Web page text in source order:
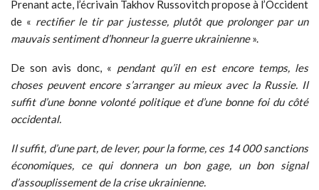
Prenant acte, l’écrivain Takhov Russovitch propose à l’Occident
de « rectifier le tir par justesse, plutôt que prolonger par un
mauvais sentiment d’honneur la guerre ukrainienne».
De son avis donc, « pendant qu’il en est encore temps, les
choses peuvent encore s’arranger au mieux avec la Russie. Il
suffit d’une bonne volonté politique et d’une bonne foi du côté
occidental.
Il suffit, d’une part, de lever, pour la forme, ces 14 000 sanctions
économiques, ce qui donnera un bon gage, un bon signal
d’assouplissement de la crise ukrainienne.